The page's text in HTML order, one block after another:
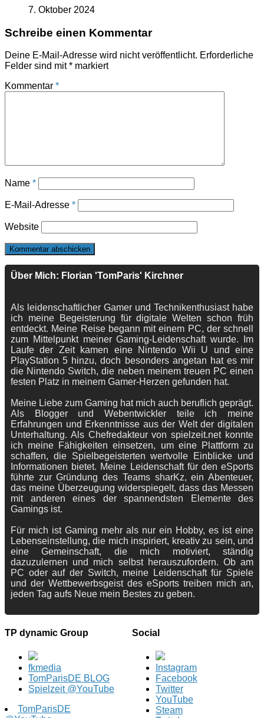
7. Oktober 2024
Schreibe einen Kommentar
Deine E-Mail-Adresse wird nicht veröffentlicht. Erforderliche
Felder sind mit* markiert
Kommentar *
Name *
E-Mail-Adresse *
Website
Über Mich: Florian 'TomParis' Kirchner
Als leidenschaftlicher Gamer und Technikenthusiast habe
ich meine Begeisterung für digitale Welten schon früh
entdeckt. Meine Reise begann mit einem PC, der schnell
zum Mittelpunkt meiner Gaming-Leidenschaft wurde. Im
Laufe der Zeit kamen eine Nintendo Wii U und eine
PlayStation 5 hinzu, doch besonders angetan hat es mir
die Nintendo Switch, die neben meinem treuen PC einen
festen Platz in meinem Gamer-Herzen gefunden hat.
Meine Liebe zum Gaming hat mich auch beruflich geprägt.
Als Blogger und Webentwickler teile ich meine
Erfahrungen und Erkenntnisse aus der Welt der digitalen
Unterhaltung. Als Chefredakteur von spielzeit.net konnte
ich meine Fähigkeiten einsetzen, um eine Plattform zu
schaffen, die Spielbegeisterten wertvolle Einblicke und
Informationen bietet. Meine Leidenschaft für den eSports
führte zur Gründung des Teams sharKz, ein Abenteuer,
das meine Überzeugung widerspiegelt, dass das Messen
mit anderen eines der spannendsten Elemente des
Gamings ist.
Für mich ist Gaming mehr als nur ein Hobby, es ist eine
Lebenseinstellung, die mich inspiriert, kreativ zu sein, und
eine Gemeinschaft, die mich motiviert, ständig
dazuzulernen und mich selbst herauszufordern. Ob am
PC oder auf der Switch, meine Leidenschaft für Spiele
und der Wettbewerbsgeist des eSports treiben mich an,
jeden Tag aufs Neue mein Bestes zu geben.
TP dynamic Group
fkmedia
TomParisDE BLOG
Spielzeit @YouTube
TomParisDE
Social
Instagram
Facebook
Twitter
YouTube
Steam